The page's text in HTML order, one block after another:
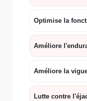
Optimise la
Améliore
Améliore la
Lutte contre